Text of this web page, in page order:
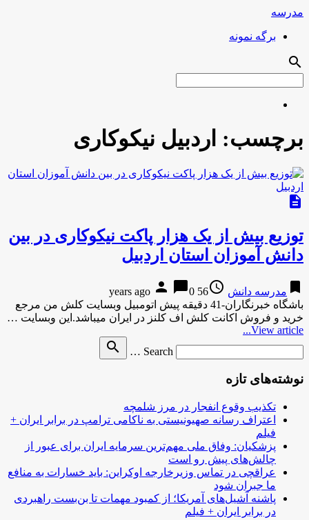
مدرسه
برگه نمونه
search
برچسب: اردبیل نیکوکاری
description
توزیع بیش از یک هزار پاکت نیکوکاری در بین
دانش آموزان استان اردبیل
bookmark مدرسه دانش access_time
56 years ago
person chat_bubble0
باشگاه خبرنگاران-41 دقیقه پیش اتومبیل وبسایت کلش من مرجع
خرید و فروش اکانت کلش اف کلنز در ایران میباشد.این وبسایت …
View article...
Search …
search
نوشته‌های تازه
تکذیب وقوع انفجار در مرز شلمچه
اعتراف رسانه صهیونیستی به ناکامی ترامپ در برابر ایران +
فیلم
پزشکیان: وفاق ملی مهم‌ترین سرمایه ایران برای عبور از
چالش‌های پیش رو است
عراقچی در تماس وزیرخارجه اوکراین: باید خسارات به منافع
ما جبران شود
پاشنه آشیل‌های آمریکا؛ از کمبود مهمات تا بن‌بست راهبردی
در برابر ایران + فیلم